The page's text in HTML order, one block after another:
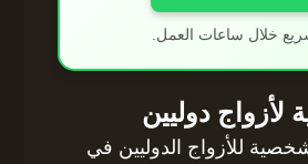
خلال ساعات العمل.
لأزواج دوليين
للأزواج الدوليين في